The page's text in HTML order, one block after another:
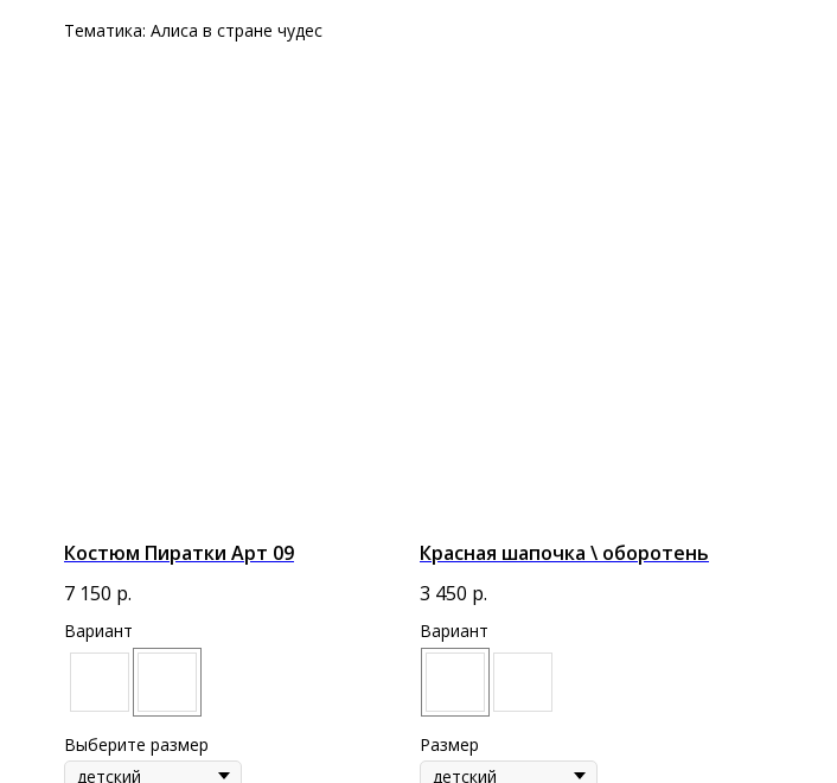
Тематика: Алиса в стране чудес
Костюм Пиратки Арт 09
7 150 р.
Вариант
Выберите размер
Красная шапочка \ оборотень
3 450 р.
Вариант
Размер